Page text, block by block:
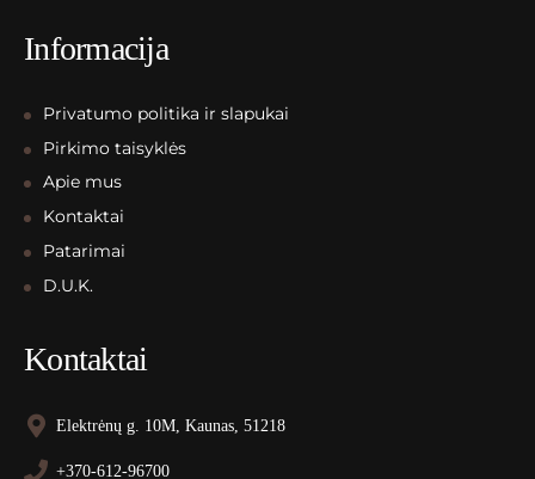
Informacija
Privatumo politika ir slapukai
Pirkimo taisyklės
Apie mus
Kontaktai
Patarimai
D.U.K.
Kontaktai
Elektrėnų g. 10M, Kaunas, 51218
+370-612-96700